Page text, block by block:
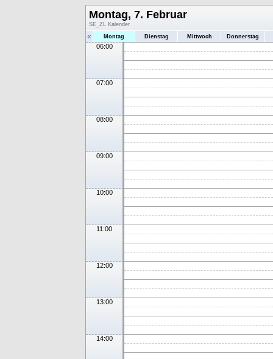
Montag, 7. Februar
SE_ZL Kalender
« Montag Dienstag Mittwoch Donnerstag
06:00
07:00
08:00
09:00
10:00
11:00
12:00
13:00
14:00